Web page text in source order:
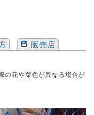
販売店
の花や葉色が異なる場合が